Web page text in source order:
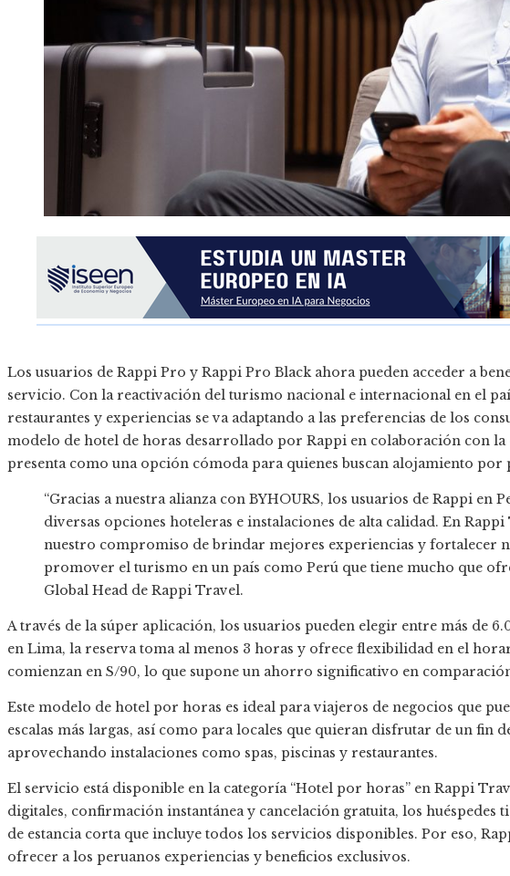
Los usuarios de Rappi Pro y Rappi Pro Black ahora pueden acceder a
servicio. Con la reactivación del turismo nacional e internacional en el
restaurantes y experiencias se va adaptando a las preferencias de los
modelo de hotel de horas desarrollado por Rappi en colaboración con la
presenta como una opción cómoda para quienes buscan alojamiento por
“Gracias a nuestra alianza con BYHOURS, los usuarios de Rappi en
diversas opciones hoteleras e instalaciones de alta calidad. En
nuestro compromiso de brindar mejores experiencias y fortalecer
promover el turismo en un país como Perú que tiene mucho que
Global Head de Rappi Travel.
A través de la súper aplicación, los usuarios pueden elegir entre más de
en Lima, la reserva toma al menos 3 horas y ofrece flexibilidad en el
comienzan en S/90, lo que supone un ahorro significativo en
Este modelo de hotel por horas es ideal para viajeros de negocios que
escalas más largas, así como para locales que quieran disfrutar de un fin
aprovechando instalaciones como spas, piscinas y restaurantes.
El servicio está disponible en la categoría “Hotel por horas” en Rappi
digitales, confirmación instantánea y cancelación gratuita, los huéspedes
de estancia corta que incluye todos los servicios disponibles. Por eso,
ofrecer a los peruanos experiencias y beneficios exclusivos.